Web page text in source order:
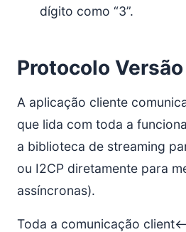
dígito como “3”.
Protocolo
A aplicação cliente
que lida com toda a
a biblioteca de streaming
ou I2CP diretamente para
assíncronas).
Toda a comunicação